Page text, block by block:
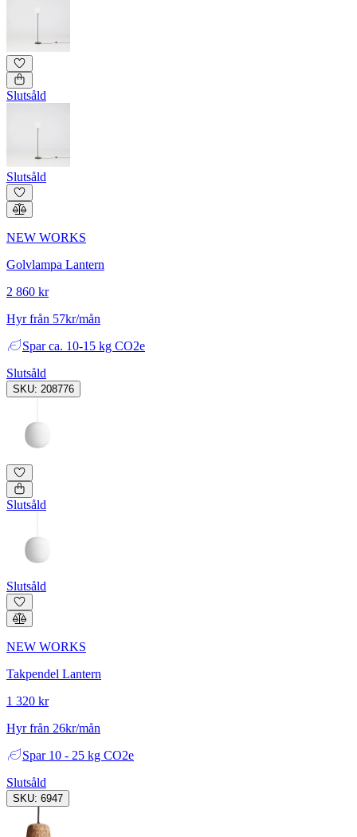
Slutsåld
Slutsåld
NEW WORKS
Golvlampa Lantern
2 860 kr
Hyr från 57kr/mån
Spar ca. 10-15 kg CO2e
Slutsåld
SKU: 208776
Slutsåld
Slutsåld
NEW WORKS
Takpendel Lantern
1 320 kr
Hyr från 26kr/mån
Spar 10 - 25 kg CO2e
Slutsåld
SKU: 6947